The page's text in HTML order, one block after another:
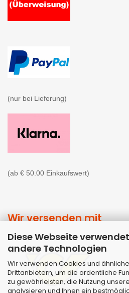
Diese Webseite
andere Technologien
Wir verwenden Cookies und
Drittanbietern, um die ordentliche
zu gewährleisten, die Nutzung
analysieren und Ihnen ein
(nur bei Lieferung)
(ab € 50.00 Einkaufswert)
Wir versenden mit